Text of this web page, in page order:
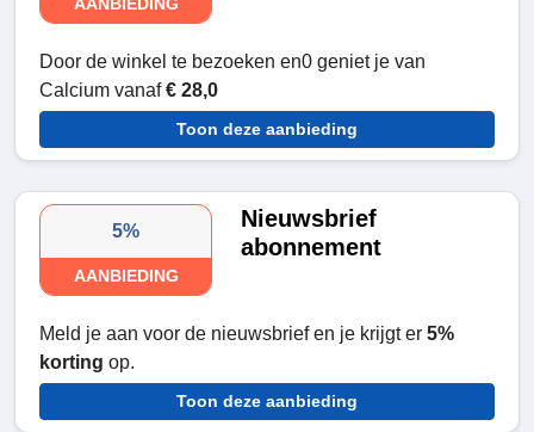
Door de winkel te bezoeken en0 geniet je van
Calcium vanaf€ 28,0
Toon deze aanbieding
5%
AANBIEDING
Nieuwsbrief
abonnement
Meld je aan voor de nieuwsbrief en je krijgt er 5%
korting op.
Toon deze aanbieding